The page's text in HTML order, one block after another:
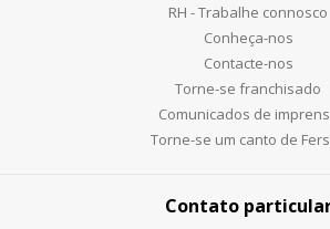
RH - Trabalhe connosco
Conheça-nos
Contacte-nos
Torne-se franchisado
Comunicados de
Torne-se um canto de
Contato